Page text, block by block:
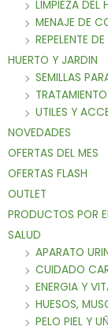
LIMPIEZA DEL
MENAJE DE
REPELENTE
HUERTO Y JARDIN
SEMILLAS
UTILES Y
NOVEDADES
OFERTAS DEL MES
OFERTAS FLASH
OUTLET
PRODUCTOS POR
SALUD
APARATO
CUIDADO
ENERGIA Y
HUESOS,
PELO PIEL Y